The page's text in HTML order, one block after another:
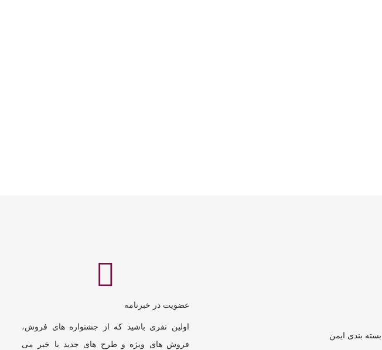
بسته بندی ایمن
عضویت در خبرنامه
اولین نفری باشید که از جشنواره های فروش،
فروش های ویژه و طرح های جدید با خبر می